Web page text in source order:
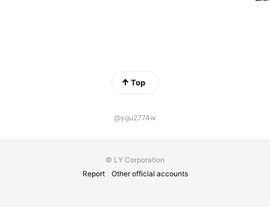
Top
@ygu2774w
© LY Corporation
Report
Other official accounts